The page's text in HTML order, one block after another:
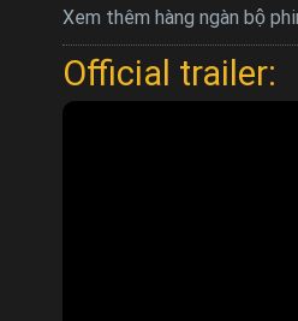
Xem thêm hàng ngàn bộ
Official trailer: